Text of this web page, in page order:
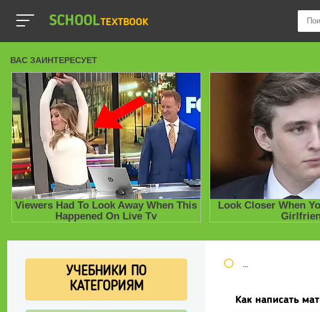
SCHOOLTEXTBOOK
Школьные
Как написать
УЧЕБНИКИ ПО
КАТЕГОРИЯМ